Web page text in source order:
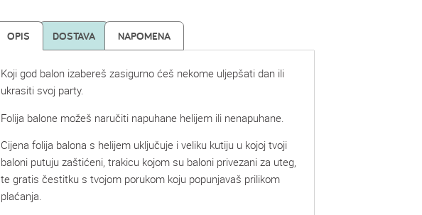
OPIS DOSTAVA NAPOMENA
Koji god balon izabereš zasigurno ćeš nekome uljepšati dan ili
ukrasiti svoj party.
Folija balone možeš naručiti napuhane helijem ili nenapuhane.
Cijena folija balona s helijem uključuje i veliku kutiju u kojoj tvoji
baloni putuju zaštićeni, trakicu kojom su baloni privezani za uteg,
te gratis čestitku s tvojom porukom koju popunjavaš prilikom
plaćanja.